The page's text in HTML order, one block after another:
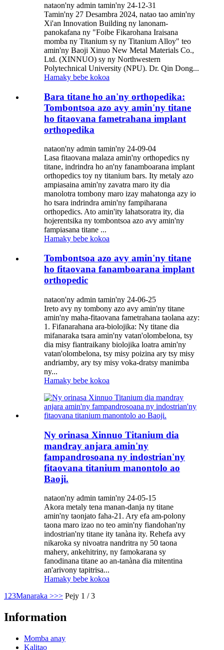
nataon'ny admin tamin'ny 24-12-31
Tamin'ny 27 Desambra 2024, natao tao amin'ny
Xi'an Innovation Building ny lanonam-
panokafana ny "Foibe Fikarohana Iraisana
momba ny Titanium sy ny Titanium Alloy" teo
amin'ny Baoji Xinuo New Metal Materials Co.,
Ltd. (XINNUO) sy ny Northwestern
Polytechnical University (NPU). Dr. Qin Dong...
Hamaky bebe kokoa
Bara titane ho an'ny orthopedika:
Tombontsoa azo avy amin'ny titane
ho fitaovana fametrahana implant
orthopedika
nataon'ny admin tamin'ny 24-09-04
Lasa fitaovana malaza amin'ny orthopedics ny
titane, indrindra ho an'ny fanamboarana implant
orthopedics toy ny titanium bars. Ity metaly azo
ampiasaina amin'ny zavatra maro ity dia
manolotra tombony maro izay mahatonga azy io
ho tsara indrindra amin'ny fampiharana
orthopedics. Ato amin'ity lahatsoratra ity, dia
hojerentsika ny tombontsoa azo avy amin'ny
fampiasana titane ...
Hamaky bebe kokoa
Tombontsoa azo avy amin'ny titane
ho fitaovana fanamboarana implant
orthopedic
nataon'ny admin tamin'ny 24-06-25
Ireto avy ny tombony azo avy amin'ny titane
amin'ny maha-fitaovana fametrahana taolana azy:
1. Fifanarahana ara-biolojika: Ny titane dia
mifanaraka tsara amin'ny vatan'olombelona, ​​tsy
dia misy fiantraikany biolojika loatra amin'ny
vatan'olombelona, ​​tsy misy poizina ary tsy misy
andriamby, ary tsy misy voka-dratsy manimba
ny...
Hamaky bebe kokoa
Ny orinasa Xinnuo Titanium dia
mandray anjara amin'ny
fampandrosoana ny indostrian'ny
fitaovana titanium manontolo ao
Baoji.
nataon'ny admin tamin'ny 24-05-15
Akora metaly tena manan-danja ny titane
amin'ny taonjato faha-21. Ary efa am-polony
taona maro izao no teo amin'ny fiandohan'ny
indostrian'ny titane ity tanàna ity. Rehefa avy
nikaroka sy nivoatra nandritra ny 50 taona
mahery, ankehitriny, ny famokarana sy
fanodinana titane ao an-tanàna dia mitentina
an'arivony tapitrisa...
Hamaky bebe kokoa
1 23Manaraka >>> Pejy 1 / 3
Information
Momba anay
Kalitao